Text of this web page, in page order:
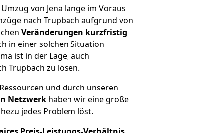
von Jena lange im Voraus
nach Trupbach aufgrund von
Veränderungen kurzfristig
in einer solchen Situation
ist in der Lage, auch
Trupbach zu lösen.
und durch unseren
Netzwerk haben wir eine große
jedes Problem löst.